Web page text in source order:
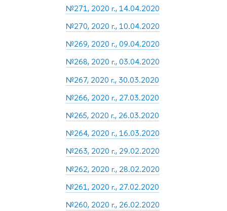
№271, 2020 г., 14.04.2020
№270, 2020 г., 10.04.2020
№269, 2020 г., 09.04.2020
№268, 2020 г., 03.04.2020
№267, 2020 г., 30.03.2020
№266, 2020 г., 27.03.2020
№265, 2020 г., 26.03.2020
№264, 2020 г., 16.03.2020
№263, 2020 г., 29.02.2020
№262, 2020 г., 28.02.2020
№261, 2020 г., 27.02.2020
№260, 2020 г., 26.02.2020